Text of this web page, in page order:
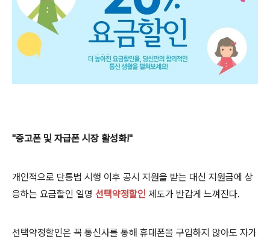
"중고폰 및 자급폰 시장 활성화!"
개인적으로 단통법 시행 이후 공시 지원을 받는 대신 지원금에 상
응하는 요금할인 일명 선택약정할인 제도가 반갑게 느껴진다.
선택약정할인은 꼭 통신사를 통해 휴대폰을 구입하지 않아도 자가